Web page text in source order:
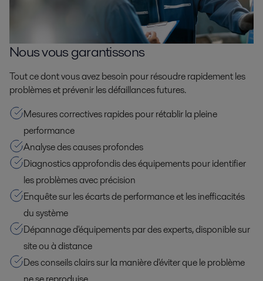
Nous vous garantissons
Tout ce dont vous avez besoin pour résoudre rapidement les
problèmes et prévenir les défaillances futures.
Mesures correctives rapides pour rétablir la pleine
performance
Analyse des causes profondes
Diagnostics approfondis des équipements pour identifier
les problèmes avec précision
Enquête sur les écarts de performance et les inefficacités
du système
Dépannage d'équipements par des experts, disponible sur
site ou à distance
Des conseils clairs sur la manière d'éviter que le problème